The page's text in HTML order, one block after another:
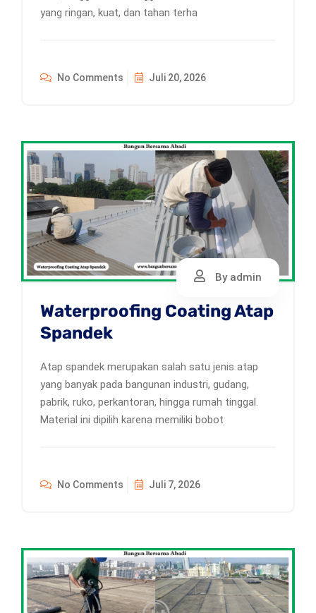
yang ringan, kuat, dan tahan terha
No Comments Juli 20, 2026
By admin
Waterproofing Coating Atap
Spandek
Atap spandek merupakan salah satu jenis atap
yang banyak pada bangunan industri, gudang,
pabrik, ruko, perkantoran, hingga rumah tinggal.
Material ini dipilih karena memiliki bobot
No Comments Juli 7, 2026